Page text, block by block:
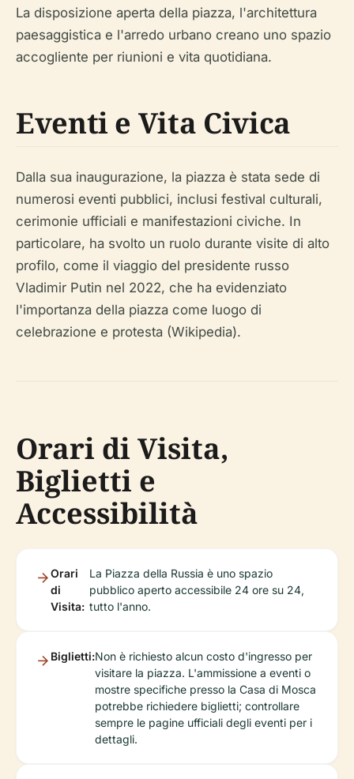
La disposizione aperta della piazza, l'architettura
paesaggistica e l'arredo urbano creano uno spazio
accogliente per riunioni e vita quotidiana.
Eventi e Vita Civica
Dalla sua inaugurazione, la piazza è stata sede di
numerosi eventi pubblici, inclusi festival culturali,
cerimonie ufficiali e manifestazioni civiche. In
particolare, ha svolto un ruolo durante visite di alto
profilo, come il viaggio del presidente russo
Vladimir Putin nel 2022, che ha evidenziato
l'importanza della piazza come luogo di
celebrazione e protesta (Wikipedia).
Orari di Visita,
Biglietti e
Accessibilità
Orari
di
Visita:
La Piazza della Russia è uno spazio
pubblico aperto accessibile 24 ore su 24,
tutto l'anno.
Biglietti:Non è richiesto alcun costo d'ingresso per
visitare la piazza. L'ammissione a eventi o
mostre specifiche presso la Casa di Mosca
potrebbe richiedere biglietti; controllare
sempre le pagine ufficiali degli eventi per i
dettagli.